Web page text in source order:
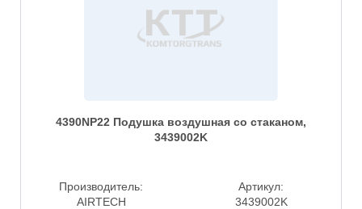
4390NP22 Подушка воздушная со стаканом,
3439002K
Производитель:
AIRTECH
Артикул:
3439002K